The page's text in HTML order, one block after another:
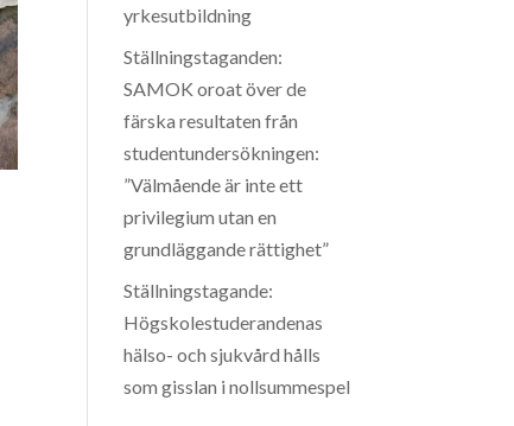
yrkesutbildning
Ställningstaganden:
SAMOK oroat över de
färska resultaten från
studentundersökningen:
”Välmående är inte ett
privilegium utan en
grundläggande rättighet”
Ställningstagande:
Högskolestuderandenas
hälso- och sjukvård hålls
som gisslan i nollsummespel